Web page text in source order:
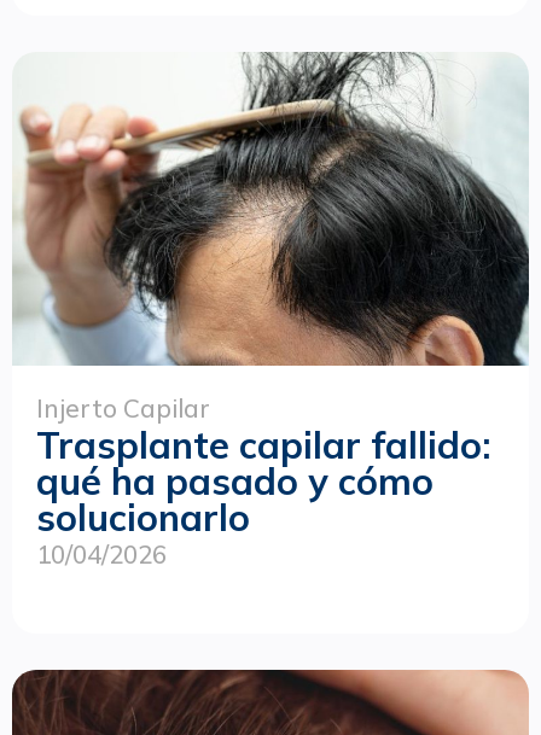
Injerto Capilar
Trasplante capilar fallido:
qué ha pasado y cómo
solucionarlo
10/04/2026